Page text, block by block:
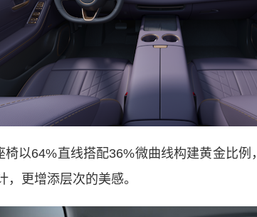
64%直线搭配36%微曲线构建黄金比例
，更增添层次的美感。